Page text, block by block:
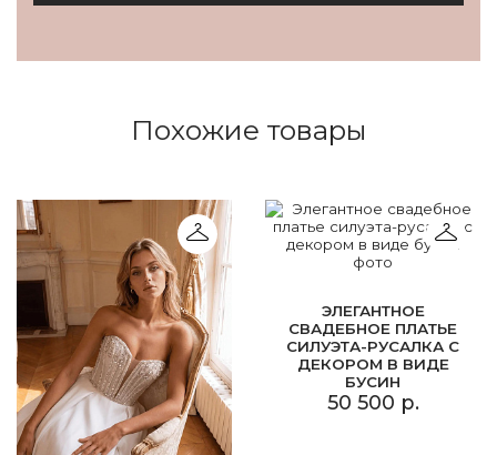
Похожие товары
ЭЛЕГАНТНОЕ
СВАДЕБНОЕ ПЛАТЬЕ
СИЛУЭТА-РУСАЛКА С
ДЕКОРОМ В ВИДЕ
БУСИН
50 500 р.